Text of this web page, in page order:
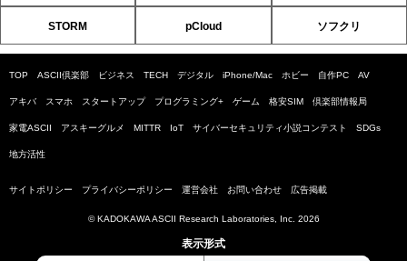
STORM pCloud ソフクリ
TOP ASCII倶楽部 ビジネス TECH デジタル iPhone/Mac ホビー 自作PC AV
アキバ スマホ スタートアップ プログラミング+ ゲーム 格安SIM 倶楽部情報局
家電ASCII アスキーグルメ MITTR IoT サイバーセキュリティ小説コンテスト SDGs
地方活性
サイトポリシー プライバシーポリシー 運営会社 お問い合わせ 広告掲載
© KADOKAWA ASCII Research Laboratories, Inc. 2026
表示形式